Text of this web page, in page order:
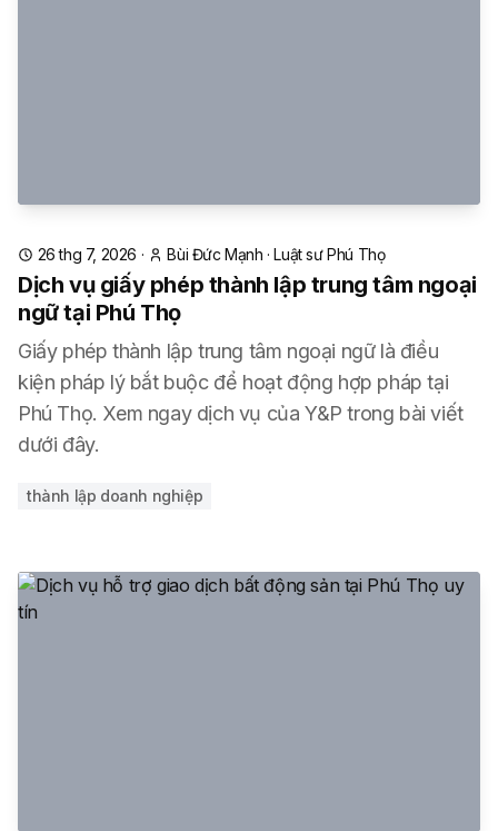
26 thg 7, 2026 · Bùi Đức Mạnh ·Luật sư Phú Thọ
Dịch vụ giấy phép thành lập trung tâm ngoại
ngữ tại Phú Thọ
Giấy phép thành lập trung tâm ngoại ngữ là điều
kiện pháp lý bắt buộc để hoạt động hợp pháp tại
Phú Thọ. Xem ngay dịch vụ của Y&P trong bài viết
dưới đây.
thành lập doanh nghiệp